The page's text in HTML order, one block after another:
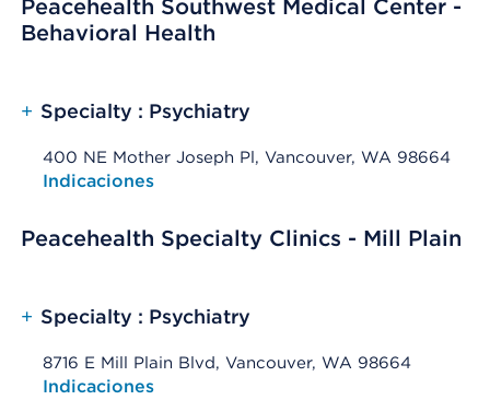
Peacehealth Southwest Medical Center -
Behavioral Health
+ Specialty : Psychiatry
400 NE Mother Joseph Pl, Vancouver, WA 98664
Opens native map application on mobile devices
Indicaciones
Peacehealth Specialty Clinics - Mill Plain
+ Specialty : Psychiatry
8716 E Mill Plain Blvd, Vancouver, WA 98664
Opens native map application on mobile devices
Indicaciones